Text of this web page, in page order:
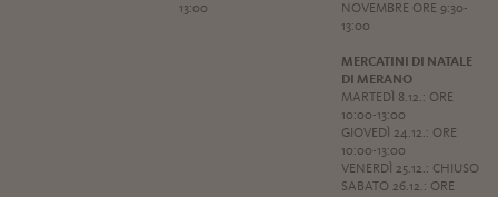
13:00
NOVEMBRE ORE 9:30-
13:00
MERCATINI DI NATALE
DI MERANO
MARTEDÌ 8.12.: ORE
10:00-13:00
GIOVEDÌ 24.12.: ORE
10:00-13:00
VENERDÌ 25.12.: CHIUSO
SABATO 26.12.: ORE